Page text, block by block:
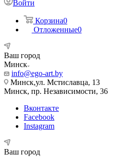
Войти
Корзина0
Отложенные0
Ваш город
Минск
info@ego-art.by
Минск,ул. Мстиславца, 13
Минск, пр. Независимости, 36
Вконтакте
Facebook
Instagram
Ваш город